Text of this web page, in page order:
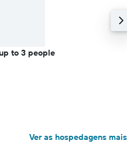
to 3 people
Ver as hospedagens mais